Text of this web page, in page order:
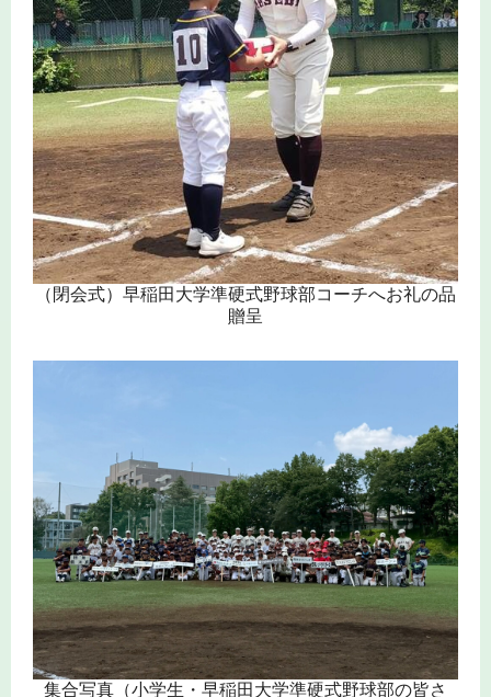
（閉会式）早稲田大学準硬式野球部コーチへお礼の品
贈呈
集合写真（小学生・早稲田大学準硬式野球部の皆さ